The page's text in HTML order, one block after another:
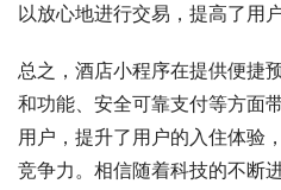
以放心地进行交易，提高了用
总之，酒店小程序在提供便捷
和功能、安全可靠支付等方面
用户，提升了用户的入住体验
竞争力。相信随着科技的不断